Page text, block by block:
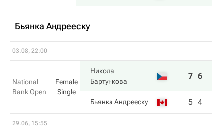
Бьянка Андрееску
03.08, 22:00
National
Bank Open
Female
Single
Никола
Бартункова
7 6
Бьянка Андрееску 5 4
29.06, 15:55